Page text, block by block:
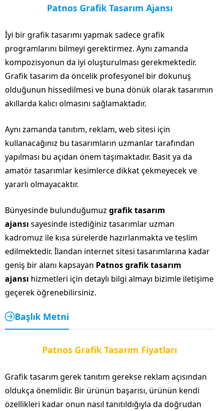
Patnos Grafik Tasarım Ajansı
İyi bir grafik tasarımı yapmak sadece grafik
programlarını bilmeyi gerektirmez. Aynı zamanda
kompozisyonun da iyi oluşturulması gerekmektedir.
Grafik tasarım da öncelik profesyonel bir dokunuş
olduğunun hissedilmesi ve buna dönük olarak tasarımın
akıllarda kalıcı olmasını sağlamaktadır.
Aynı zamanda tanıtım, reklam, web sitesi için
kullanacağınız bu tasarımların uzmanlar tarafından
yapılması bu açıdan önem taşımaktadır. Basit ya da
amatör tasarımlar kesimlerce dikkat çekmeyecek ve
yararlı olmayacaktır.
Bünyesinde bulunduğumuz grafik tasarım
ajansı sayesinde istediğiniz tasarımlar uzman
kadromuz ile kısa sürelerde hazırlanmakta ve teslim
edilmektedir. İlandan internet sitesi tasarımlarına kadar
geniş bir alanı kapsayan Patnos grafik tasarım
ajansı hizmetleri için detaylı bilgi almayı bizimle iletişime
geçerek öğrenebilirsiniz.
Başlık Metni
Patnos Grafik Tasarım Fiyatları
Grafik tasarım gerek tanıtım gerekse reklam açısından
oldukça önemlidir. Bir ürünün başarısı, ürünün kendi
özellikleri kadar onun nasıl tanıtıldığıyla da doğrudan